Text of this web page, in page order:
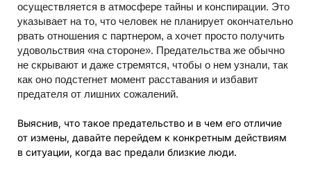
осуществляется в атмосфере тайны и конспирации. Это
указывает на то, что человек не планирует окончательно
рвать отношения с партнером, а хочет просто получить
удовольствия «на стороне». Предательства же обычно
не скрывают и даже стремятся, чтобы о нем узнали, так
как оно подстегнет момент расставания и избавит
предателя от лишних сожалений.
Выяснив, что такое предательство и в чем его отличие
от измены, давайте перейдем к конкретным действиям
в ситуации, когда вас предали близкие люди.